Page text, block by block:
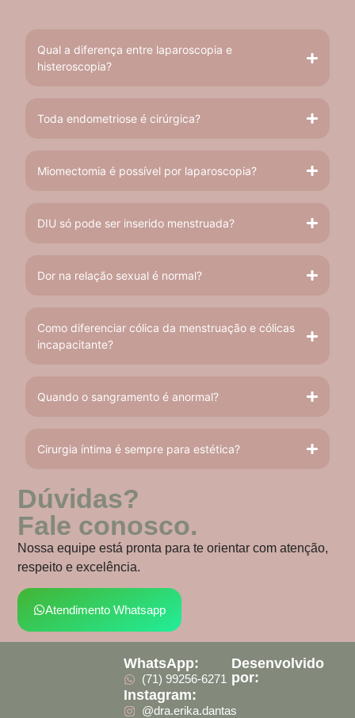
Qual a diferença entre laparoscopia e
histeroscopia?
Toda endometriose é cirúrgica?
Miomectomia é possível por laparoscopia?
DIU só pode ser inserido menstruada?
Dor na relação sexual é normal?
Como diferenciar cólica da menstruação e cólicas
incapacitante?
Quando o sangramento é anormal?
Cirurgia íntima é sempre para estética?
Dúvidas?
Fale conosco.
Nossa equipe está pronta para te orientar com atenção,
respeito e excelência.
Atendimento Whatsapp
WhatsApp:
(71) 99256-6271
Instagram:
@dra.erika.dantas
Desenvolvido
por: